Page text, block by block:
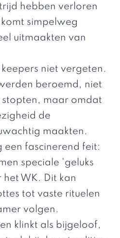
hebben verloren
simpelweg
uitmaakten van
niet vergeten.
beroemd, niet
maar omdat
de
maakten.
een fascinerend feit:
speciale 'geluks
WK. Dit kan
tot vaste rituelen
volgen.
klinkt als bijgeloof,